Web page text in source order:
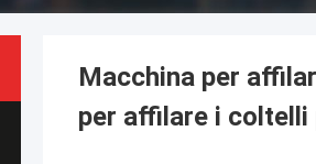
Macchina per
per affilare i